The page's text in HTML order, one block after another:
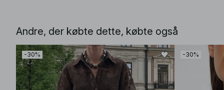
Andre, der købte dette, købte også
-30% -30%